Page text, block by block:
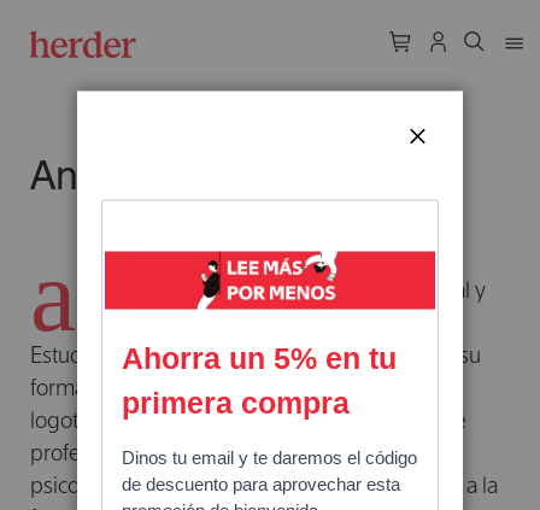
Antje Sabine Naegeli
a ntje Sabine Naegeli es analista existencial y
Estudió teología protestante y ha completado su
formación académica especializándose en la
logoterapia y el análisis existencial. Su enfoque
profesional, perteneciente al campo de la
psicología humanista, presta especial atención a la